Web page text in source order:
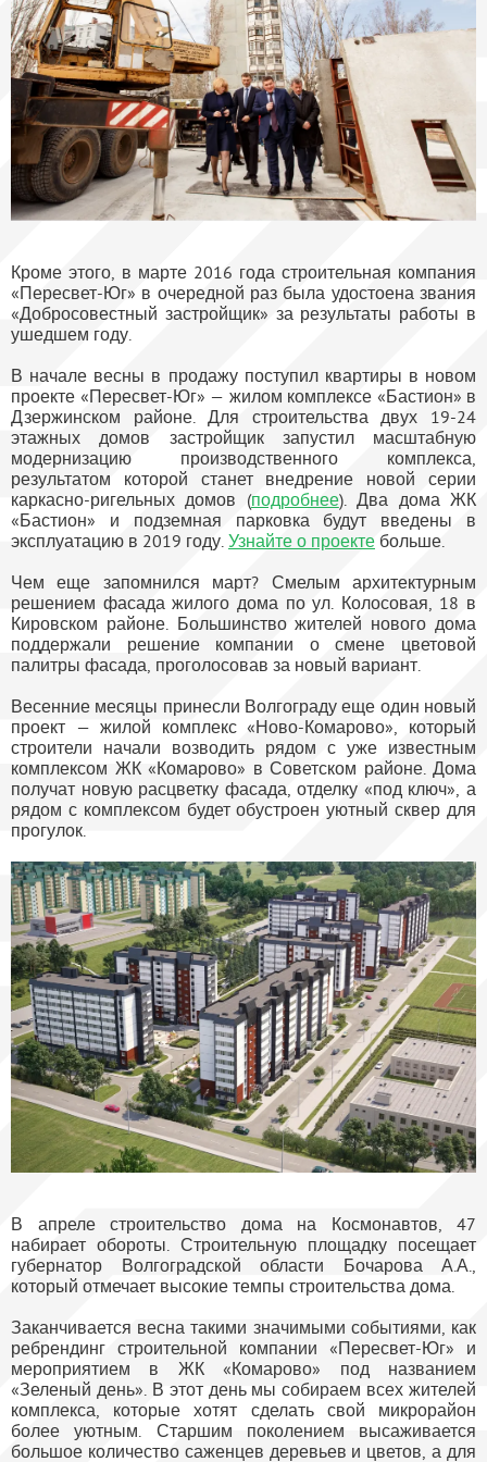
Кроме этого, в марте 2016 года строительная компания
«Пересвет-Юг» в очередной раз была удостоена звания
«Добросовестный застройщик» за результаты работы в
ушедшем году.
В начале весны в продажу поступил квартиры в новом
проекте «Пересвет-Юг» — жилом комплексе «Бастион» в
Дзержинском районе. Для строительства двух 19-24
этажных домов застройщик запустил масштабную
модернизацию производственного комплекса,
результатом которой станет внедрение новой серии
каркасно-ригельных домов (подробнее). Два дома ЖК
«Бастион» и подземная парковка будут введены в
эксплуатацию в 2019 году. Узнайте о проекте больше.
Чем еще запомнился март? Смелым архитектурным
решением фасада жилого дома по ул. Колосовая, 18 в
Кировском районе. Большинство жителей нового дома
поддержали решение компании о смене цветовой
палитры фасада, проголосовав за новый вариант.
Весенние месяцы принесли Волгограду еще один новый
проект — жилой комплекс «Ново-Комарово», который
строители начали возводить рядом с уже известным
комплексом ЖК «Комарово» в Советском районе. Дома
получат новую расцветку фасада, отделку «под ключ», а
рядом с комплексом будет обустроен уютный сквер для
прогулок.
В апреле строительство дома на Космонавтов, 47
набирает обороты. Строительную площадку посещает
губернатор Волгоградской области Бочарова А.А.,
который отмечает высокие темпы строительства дома.
Заканчивается весна такими значимыми событиями, как
ребрендинг строительной компании «Пересвет-Юг» и
мероприятием в ЖК «Комарово» под названием
«Зеленый день». В этот день мы собираем всех жителей
комплекса, которые хотят сделать свой микрорайон
более уютным. Старшим поколением высаживается
большое количество саженцев деревьев и цветов, а для